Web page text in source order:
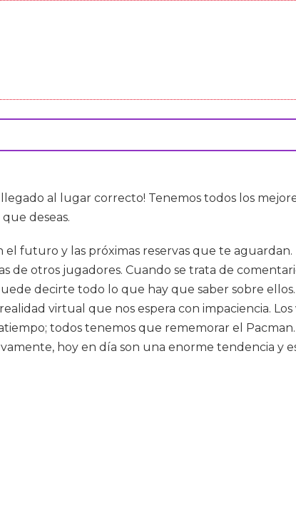
llegado al lugar correcto! Tenemos todos los
deseas.
el futuro y las próximas reservas que te
de otros jugadores. Cuando se trata de
decirte todo lo que hay que saber sobre
virtual que nos espera con impaciencia.
todos tenemos que rememorar el
hoy en día son una enorme tendencia y